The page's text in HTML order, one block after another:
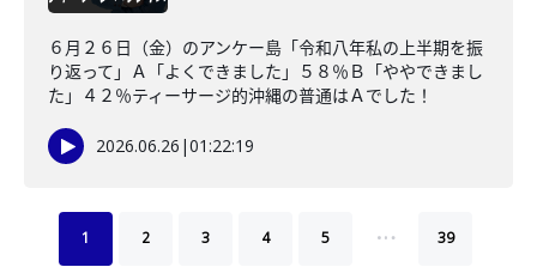
６月２６日（金）のアンケー島「令和八年私の上半期を振
り返って」Ａ「よくできました」５８％Ｂ「ややできまし
た」４２％ティーサージ的沖縄の普通はＡでした！
2026.06.26 |01:22:19
1 2 3 4 5 … 39